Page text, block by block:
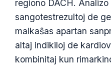
regiono DACH.
sangotestrezultoj de
malkaŝas apartan
altaj indikiloj de
kombinitaj kun